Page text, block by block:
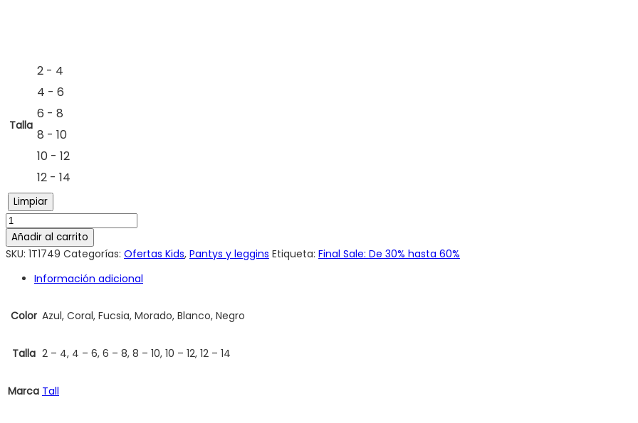
Talla
2 - 4
4 - 6
6 - 8
8 - 10
10 - 12
12 - 14
Limpiar
Añadir al carrito
SKU: 1T1749 Categorías: Ofertas Kids, Pantys y leggins Etiqueta: Final Sale: De 30% hasta 60%
Información adicional
Color Azul, Coral, Fucsia, Morado, Blanco, Negro
Talla 2 – 4, 4 – 6, 6 – 8, 8 – 10, 10 – 12, 12 – 14
Marca Tall